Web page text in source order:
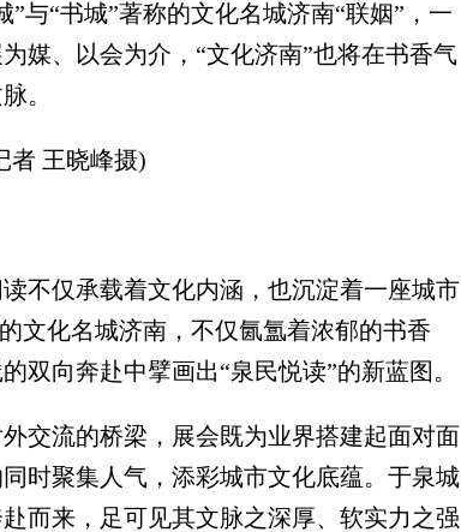
与“书城”著称的文化名城济南“联姻”，一
媒、以会为介，“文化济南”也将在书香气
。
王晓峰摄)
仅承载着文化内涵，也沉淀着一座城市
文化名城济南，不仅氤氲着浓郁的书香
双向奔赴中擘画出“泉民悦读”的新蓝图。
流的桥梁，展会既为业界搭建起面对面
时聚集人气，添彩城市文化底蕴。于泉城
而来，足可见其文脉之深厚、软实力之强